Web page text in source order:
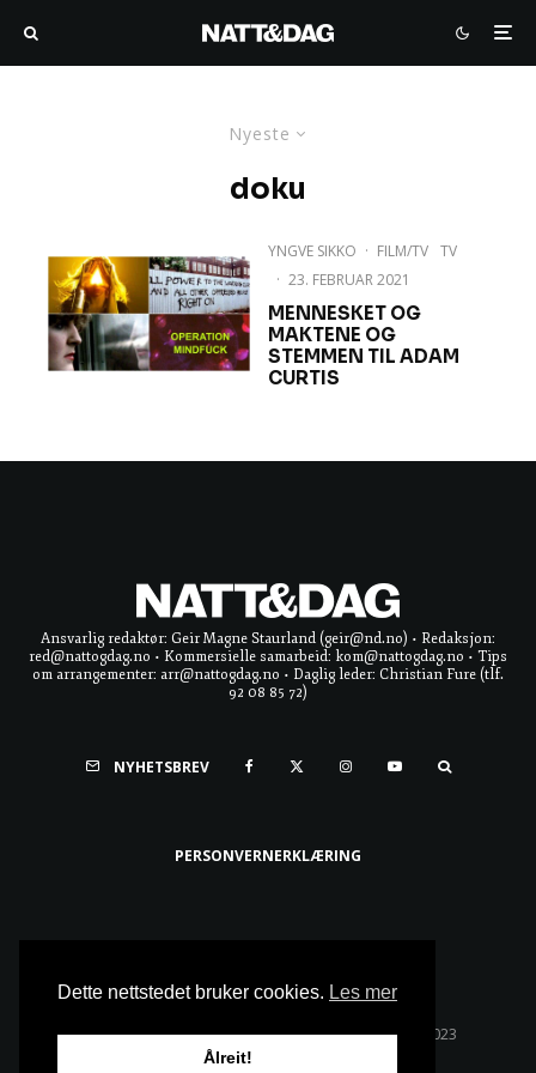
Nyeste
doku
YNGVE SIKKO · FILM/TV TV
· 23. FEBRUAR 2021
MENNESKET OG
MAKTENE OG
STEMMEN TIL ADAM
CURTIS
Ansvarlig redaktør: Geir Magne Staurland (geir@nd.no) • Redaksjon:
red@nattogdag.no • Kommersielle samarbeid: kom@nattogdag.no • Tips
om arrangementer: arr@nattogdag.no • Daglig leder: Christian Fure (tlf.
92 08 85 72)
NYHETSBREV
PERSONVERNERKLÆRING
Alle rettigheter reservert • Copyright © Natt & Dag 2023
Dette nettstedet bruker cookies. Les mer
Ålreit!